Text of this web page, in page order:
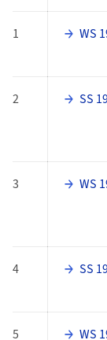
1 WS
2 SS
3 WS
4 SS
5 WS